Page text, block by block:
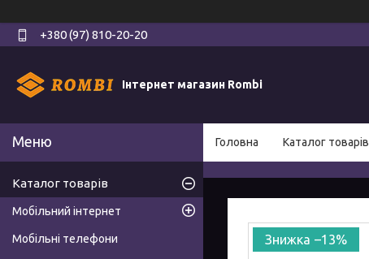
+380 (97) 810-20-20
Інтернет магазин Rombi
Головна Каталог товарів
–13%
Каталог товарів
Мобільний інтернет
Мобільні телефони